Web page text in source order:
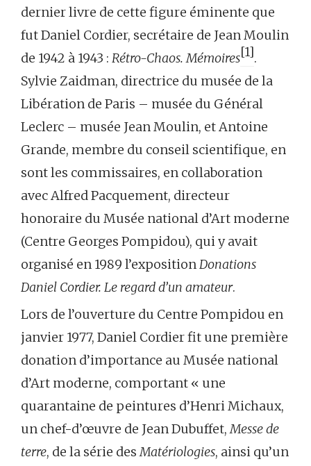
dernier livre de cette figure éminente que
fut Daniel Cordier, secrétaire de Jean Moulin
de 1942 à 1943 : Rétro-Chaos. Mémoires[1].
Sylvie Zaidman, directrice du musée de la
Libération de Paris – musée du Général
Leclerc – musée Jean Moulin, et Antoine
Grande, membre du conseil scientifique, en
sont les commissaires, en collaboration
avec Alfred Pacquement, directeur
honoraire du Musée national d’Art moderne
(Centre Georges Pompidou), qui y avait
organisé en 1989 l’expositionDonations
Daniel Cordier. Le regard d’un amateur.
Lors de l’ouverture du Centre Pompidou en
janvier 1977, Daniel Cordier fit une première
donation d’importance au Musée national
d’Art moderne, comportant « une
quarantaine de peintures d’Henri Michaux,
un chef-d’œuvre de Jean Dubuffet,Messe de
terre, de la série desMatériologies, ainsi qu’un